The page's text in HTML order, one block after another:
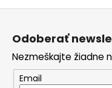
Odoberať
Nezmeškajte žiadne
Email